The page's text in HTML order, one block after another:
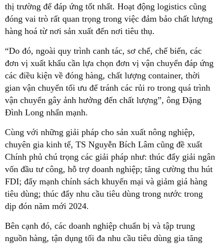
thị trường để đáp ứng tốt nhất. Hoạt động logistics cũng
đóng vai trò rất quan trọng trong việc đảm bảo chất lượng
hàng hoá từ nơi sản xuất đến nơi tiêu thụ.
“Do đó, ngoài quy trình canh tác, sơ chế, chế biến, các
đơn vị xuất khẩu cần lựa chọn đơn vị vận chuyển đáp ứng
các điều kiện về đóng hàng, chất lượng container, thời
gian vận chuyển tối ưu để tránh các rủi ro trong quá trình
vận chuyển gây ảnh hưởng đến chất lượng”, ông Đặng
Đình Long nhấn mạnh.
Cùng với những giải pháp cho sản xuất nông nghiệp,
chuyên gia kinh tế, TS Nguyễn Bích Lâm cũng đề xuất
Chính phủ chú trọng các giải pháp như: thúc đẩy giải ngân
vốn đầu tư công, hỗ trợ doanh nghiệp; tăng cường thu hút
FDI; đẩy mạnh chính sách khuyến mại và giảm giá hàng
tiêu dùng; thúc đẩy nhu cầu tiêu dùng trong nước trong
dịp đón năm mới 2024.
Bên cạnh đó, các doanh nghiệp chuẩn bị và tập trung
nguồn hàng, tận dụng tối đa nhu cầu tiêu dùng gia tăng